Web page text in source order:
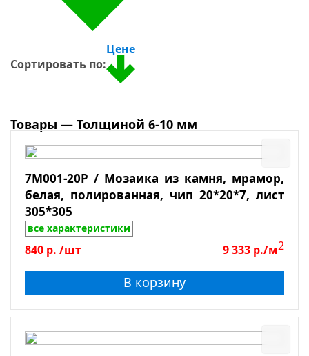
Фиолетовый
Сиреневый
Коричневый
Бронзовый
Зеркало
Дерево
Размер чипа
Бассейны
Ванная
Душевая
На пол
На стены, колоны
Кухня
Столешницы
Для улицы
Тип камня
Галька
Сортировать по:
Цене
Товары — Толщиной 6-10 мм
7M001-20P / Мозаика из камня, мрамор,
белая, полированная, чип 20*20*7, лист
305*305
все характеристики
840 р. /шт 9 333 р./м2
В корзину